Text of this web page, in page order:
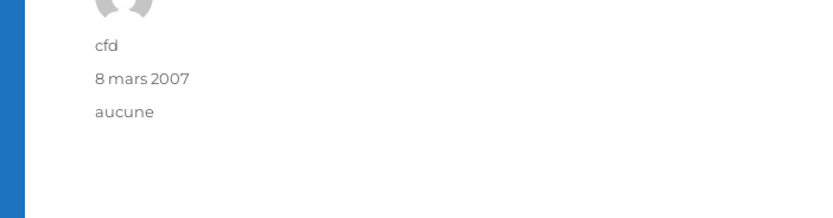
Auteur
cfd
Publié
8 mars 2007
Catégories
aucune